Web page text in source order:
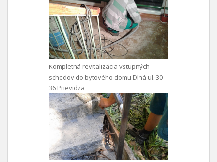
Kompletná revitalizácia vstupných
schodov do bytového domu Dlhá ul. 30-
36 Prievidza